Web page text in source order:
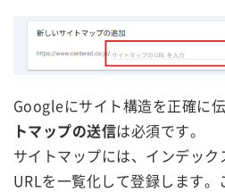
Googleにサイト構造を正確に
トマップの送信は必須です。
サイトマップには、インデッ
URLを一覧化して登録します